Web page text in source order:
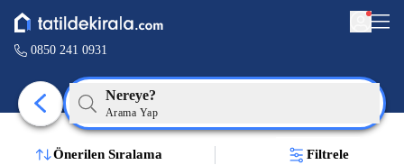
0850 241 0931
Nereye?
Arama Yap
Önerilen Sıralama Filtrele